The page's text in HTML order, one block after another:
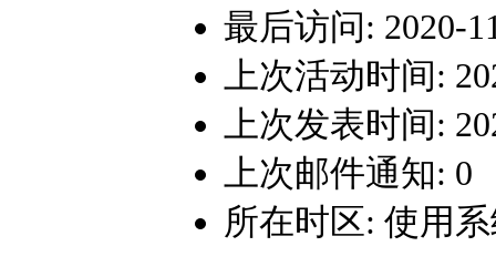
最后访问: 2020-
上次活动时间:
上次发表时间:
上次邮件通知: 0
所在时区: 使用